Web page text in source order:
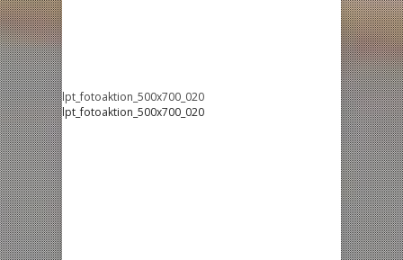
lpt_fotoaktion_500x700_020
lpt_fotoaktion_500x700_020